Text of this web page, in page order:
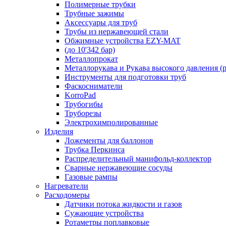
Полимерные трубки
Трубные зажимы
Аксессуары для труб
Трубы из нержавеющей стали
Обжимные устройства EZY-MAT
(до 10'342 бар)
Металлопрокат
Металлорукава и Рукава высокого давления
Инструменты для подготовки труб
Фаскосниматели
KorroPad
Трубогибы
Труборезы
Электрохимполированные
Изделия
Ложементы для баллонов
Трубка Перкинса
Распределительный манифольд-коллектор
Сварные нержавеющие сосуды
Газовые рампы
Нагреватели
Расходомеры
Датчики потока жидкости и газов
Сужающие устройства
Ротаметры поплавковые